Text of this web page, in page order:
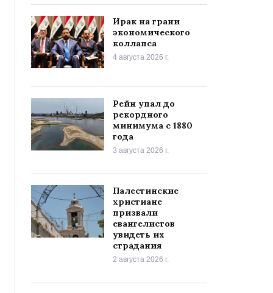
Ирак на грани
экономического
коллапса
4 августа 2026 г.
Рейн упал до
рекордного
минимума с 1880
года
3 августа 2026 г.
Палестинские
христиане
призвали
евангелистов
увидеть их
страдания
2 августа 2026 г.